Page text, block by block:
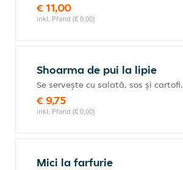
€ 11,00
inkl. Pfand (€ 0,00)
Shoarma de pui la lipie
Se servește cu salată, sos și cartofi.
€ 9,75
inkl. Pfand (€ 0,00)
Mici la farfurie